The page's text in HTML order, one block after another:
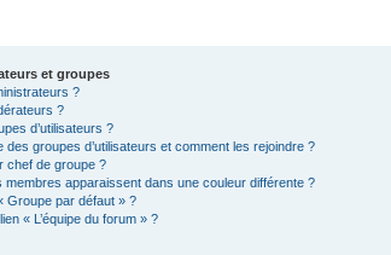
et groupes
?
?
d’utilisateurs ?
des groupes d’utilisateurs et comment les rejoindre ?
chef de groupe ?
membres apparaissent dans une couleur différente ?
Groupe par défaut » ?
« L’équipe du forum » ?